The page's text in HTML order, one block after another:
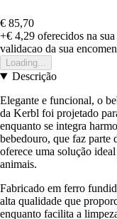
€ 85,70
+€ 4,29 oferecidos na
validacao da sua
Loading...
Descrição
Elegante e funcional, o
da Kerbl foi projetado
enquanto se integra
bebedouro, que faz parte
oferece uma solução
animais.
Fabricado em ferro
alta qualidade que
enquanto facilita a